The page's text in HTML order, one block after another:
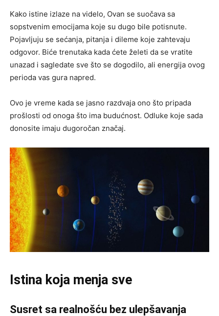
Kako istine izlaze na videlo, Ovan se suočava sa
sopstvenim emocijama koje su dugo bile potisnute.
Pojavljuju se sećanja, pitanja i dileme koje zahtevaju
odgovor. Biće trenutaka kada ćete želeti da se vratite
unazad i sagledate sve što se dogodilo, ali energija ovog
perioda vas gura napred.
Ovo je vreme kada se jasno razdvaja ono što pripada
prošlosti od onoga što ima budućnost. Odluke koje sada
donosite imaju dugoročan značaj.
Istina koja menja sve
Susret sa realnošću bez ulepšavanja